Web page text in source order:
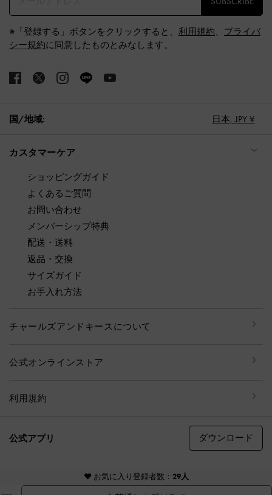
♥ お気に入り登録者数： 29人
※「登録する」ボタンをクリックすると、 利用規約、 プライバ
シー規約に同意したものとみなします。
国/地域: 日本, JPY ¥
カスタマーケア
ショッピングガイド
よくあるご質問
お問い合わせ
メンバーシップ特典
配送・送料
返品・交換
サイズガイド
お手入れ方法
チャールズアンドキースについて
公式オンラインストア
利用規約
公式アプリ ダウンロード
© CHARLES & KEITH, all rights reserved